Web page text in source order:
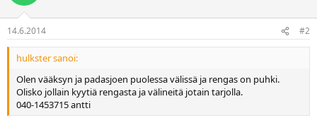
t
a
j
a
14.6.2014 #2
hulkster sanoi:
Olen vääksyn ja padasjoen puolessa välissä ja rengas on puhki.
Olisko jollain kyytiä rengasta ja välineitä jotain tarjolla.
040-1453715 antti